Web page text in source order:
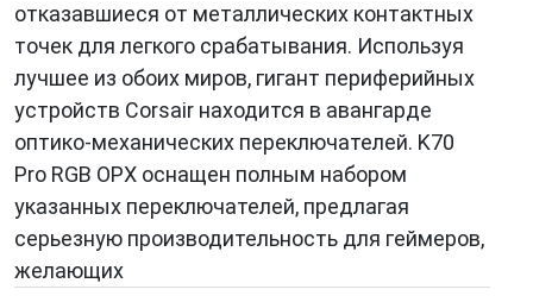
отказавшиеся от металлических контактных
точек для легкого срабатывания. Используя
лучшее из обоих миров, гигант периферийных
устройств Corsair находится в авангарде
оптико-механических переключателей. K70
Pro RGB OPX оснащен полным набором
указанных переключателей, предлагая
серьезную производительность для геймеров,
желающих